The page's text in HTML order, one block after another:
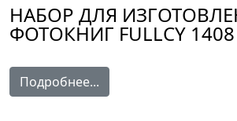
НАБОР ДЛЯ
ФОТОКНИГ FULLCY 1408
Подробнее...